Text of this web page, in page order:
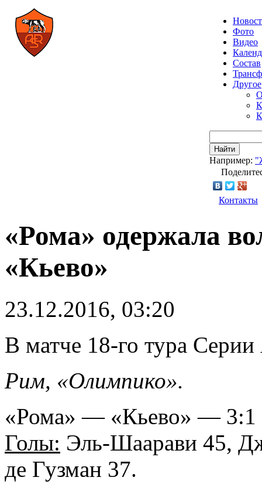
Фото
Видео
Состав
Другое
Найти
Например:
Контакты
«Рома» одержала
«Кьево»
23.12.2016, 03:20
В матче 18-го тура
Рим, «Олимпико».
«Рома» — «Кьево» — 3:1
Голы: Эль-Шаарави 45,
де Гузман 37.